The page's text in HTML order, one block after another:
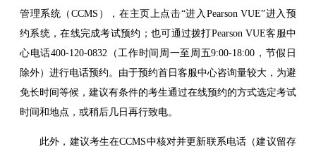
管理系统（CCMS），在主页上点击“进入Pearson VUE”进入预
约系统，在线完成考试预约；也可通过拨打Pearson VUE客服中
心电话400-120-0832（工作时间周一至周五9:00-18:00，节假日
除外）进行电话预约。由于预约首日客服中心咨询量较大，为避
免长时间等候，建议有条件的考生通过在线预约的方式选定考试
时间和地点，或稍后几日再行致电。
此外，建议考生在CCMS中核对并更新联系电话（建议留存